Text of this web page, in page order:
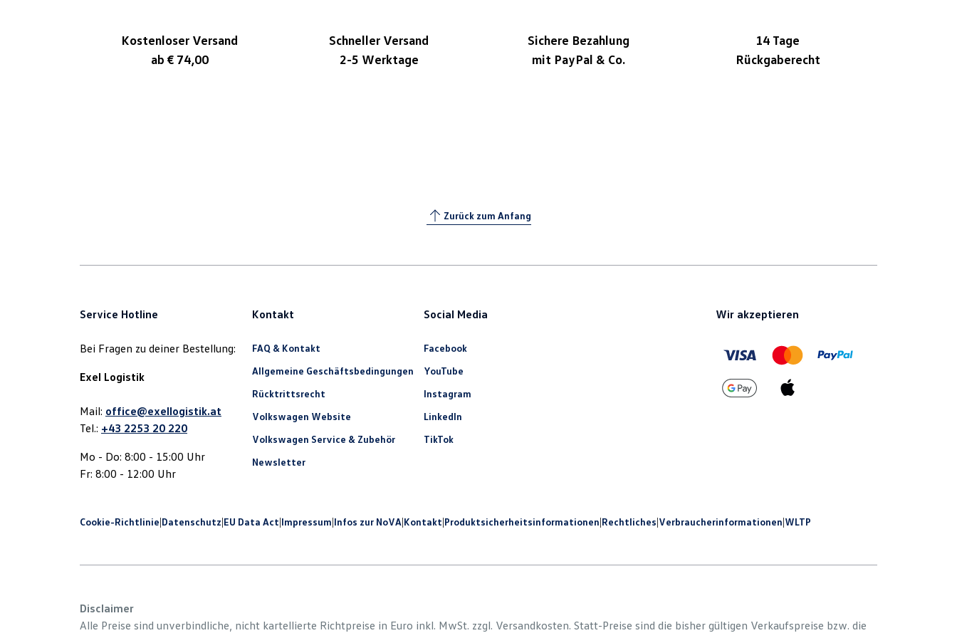
Kostenloser Versand
ab € 74,00
Schneller Versand
2-5 Werktage
Sichere Bezahlung
mit PayPal & Co.
14 Tage
Rückgaberecht
Zurück zum Anfang
Service Hotline
Bei Fragen zu deiner Bestellung:
Exel Logistik
Mail: office@exellogistik.at
Tel.: +43 2253 20 220
Mo - Do: 8:00 - 15:00 Uhr
Fr: 8:00 - 12:00 Uhr
Kontakt
FAQ & Kontakt
Allgemeine Geschäftsbedingungen
Rücktrittsrecht
Volkswagen Website
Volkswagen Service & Zubehör
Newsletter
Social Media
Facebook
YouTube
Instagram
LinkedIn
TikTok
Wir akzeptieren
Cookie-Richtlinie|Datenschutz|EU Data Act|Impressum|Infos zur NoVA|Kontakt|Produkt­sicherheits­informationen|Rechtliches|Verbraucherinformationen|WLTP
Disclaimer
Alle Preise sind unverbindliche, nicht kartellierte Richtpreise in Euro inkl. MwSt. zzgl. Versandkosten. Statt-Preise sind die bisher gültigen Verkaufspreise bzw. die